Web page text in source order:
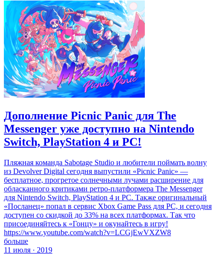
Дополнение Picnic Panic для The
Messenger уже доступно на Nintendo
Switch, PlayStation 4 и PC!
Пляжная команда Sabotage Studio и любители поймать волну
из Devolver Digital сегодня выпустили «Picnic Panic» —
бесплатное, прогретое солнечными лучами расширение для
обласканного критиками ретро-платформера The Messenger
для Nintendo Switch, PlayStation 4 и PC. Также оригинальный
«Посланец» попал в сервис Xbox Game Pass для PC, и сегодня
доступен со скидкой до 33% на всех платформах. Так что
присоединяйтесь к «Гонцу» и окунайтесь в игру!
https://www.youtube.com/watch?v=LCGjEwVXZW8
больше
11 июля · 2019